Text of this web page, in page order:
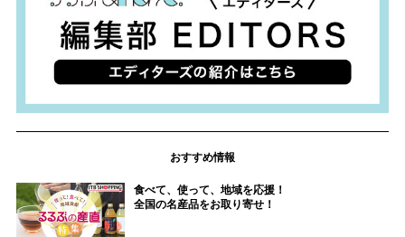
おすすめ情報
食べて、使って、地域を応援！
全国の名産品をお取り寄せ！